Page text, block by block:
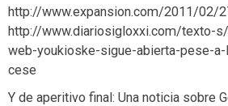
http://www.expansion.com/2011/02/
http://www.diariosigloxxi.com/texto-
web-youkioske-sigue-abierta-pese-
cese
Y de aperitivo final: Una noticia sobre